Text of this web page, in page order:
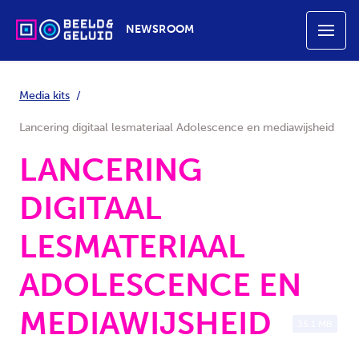
NEWSROOM
Media kits
Lancering digitaal lesmateriaal Adolescence en mediawijsheid
LANCERING
DIGITAAL
LESMATERIAAL
ADOLESCENCE EN
MEDIAWIJSHEID